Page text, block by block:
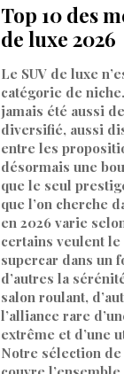
Top 10 des
de luxe 2026
Le SUV de luxe
catégorie de
jamais été aussi
diversifié, aussi
entre les
désormais une
que le seul
que l’on cherche
en 2026 varie
certains veulent le
supercar dans un
d’autres la
salon roulant,
l’alliance rare
extrême et d’une
Notre sélection